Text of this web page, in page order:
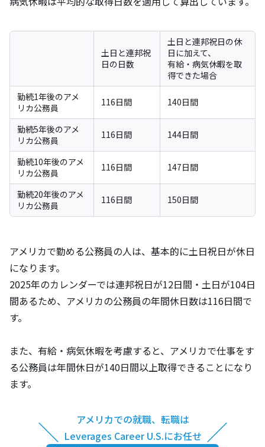
土日と連邦祝
日の日数
土日と連邦祝日の休
日に加えて、
有給・病気休暇を取
得できた場合
勤続1年後のアメ
リカ公務員
116日間 140日間
勤続5年後のアメ
リカ公務員
116日間 144日間
勤続10年後のアメ
リカ公務員
116日間 147日間
勤続20年後のアメ
リカ公務員
116日間 150日間
アメリカで勤める公務員の人は、基本的に土日祝日が休日
になります。
2025年のカレンダーでは連邦祝日が12日間・土日が104日
間あるため、アメリカの公務員の年間休日数は116日間で
す。
また、有給・病気休暇を考慮すると、アメリカで仕事をす
る公務員は年間休日が140日間以上取得できることになり
ます。
＼
アメリカでの就職、転職は
Leverages Career U.S.にお任せ ／